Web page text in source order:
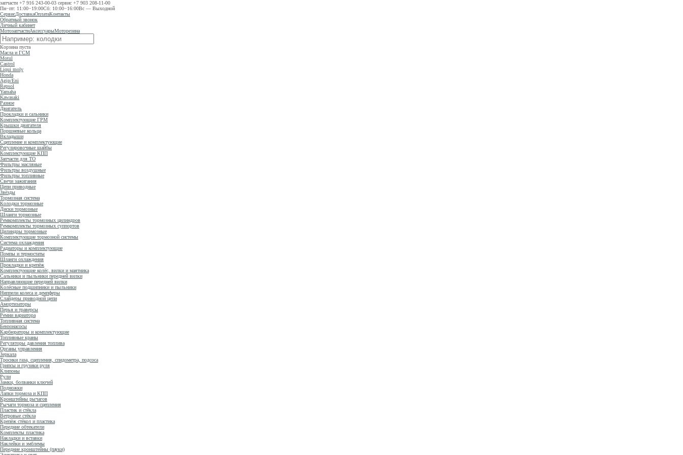
запчасти +7 916 243-00-03 сервис +7 903 208-11-00
Пн−пт: 11:00−19:00Сб: 10:00−16:00Вс — Выходной
СервисДоставкаОплатаКонтакты
Обратный звонок
Личный кабинет
МотозапчастиАксессуарыМоторезина
Корзина пуста
Масла и ГСМ
Motul
Castrol
Liqui moly
Honda
Agip/Eni
Repsol
Yamaha
Kawasaki
Разное
Двигатель
Прокладки и сальники
Комплектующие ГРМ
Крышки двигателя
Поршневые кольца
Вкладыши
Сцепление и комплектующие
Регулировочные шайбы
Комплектующие КПП
Запчасти для ТО
Фильтры масляные
Фильтры воздушные
Фильтры топливные
Свечи зажигания
Цепи приводные
Звёзды
Тормозная система
Колодки тормозные
Диски тормозные
Шланги тормозные
Ремкомплекты тормозных цилиндров
Ремкомплекты тормозных суппортов
Цилиндры тормозные
Комплектующие тормозной системы
Система охлаждения
Радиаторы и комплектующие
Помпы и термостаты
Шланги охлаждения
Прокладки и крепёж
Комплектующие колёс, вилки и маятника
Сальники и пыльники передней вилки
Направляющие передней вилки
Колёсные подшипники и пыльники
Ниппели колеса и демпферы
Слайдеры приводной цепи
Амортизаторы
Перья и траверсы
Ремни вариатора
Топливная система
Бензонасосы
Карбюраторы и комплектующие
Топливные краны
Регуляторы давления топлива
Органы управления
Зеркала
Тросики газа, сцепления, спидометра, подсоса
Грипсы и грузики руля
Клипоны
Рули
Замки, болванки ключей
Подножки
Лапки тормоза и КПП
Кронштейны рычагов
Рычаги тормоза и сцепления
Пластик и стёкла
Ветровые стёкла
Крепёж стёкол и пластика
Передние обтекатели
Комплекты пластика
Накладки и вставки
Наклейки и эмблемы
Передние кронштейны (пауки)